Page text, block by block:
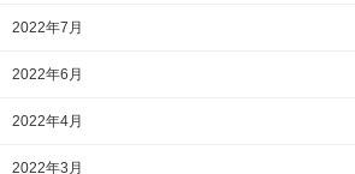
2022年7月
2022年6月
2022年4月
2022年3月